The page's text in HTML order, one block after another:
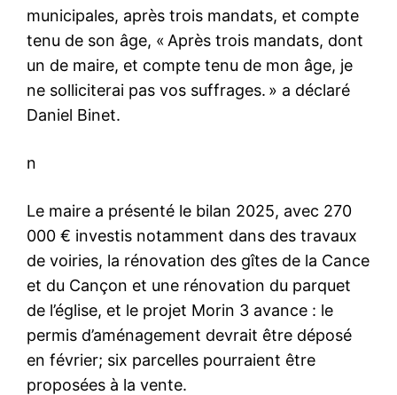
municipales, après trois mandats, et compte
tenu de son âge, « Après trois mandats, dont
un de maire, et compte tenu de mon âge, je
ne solliciterai pas vos suffrages. » a déclaré
Daniel Binet.
n
Le maire a présenté le bilan 2025, avec 270
000 € investis notamment dans des travaux
de voiries, la rénovation des gîtes de la Cance
et du Cançon et une rénovation du parquet
de l’église, et le projet Morin 3 avance : le
permis d’aménagement devrait être déposé
en février; six parcelles pourraient être
proposées à la vente.